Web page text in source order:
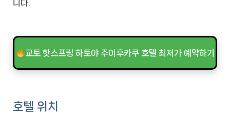
니다.
교토 핫스프링 하토야 주이후카쿠 호텔 최저가 예약하기
호텔 위치